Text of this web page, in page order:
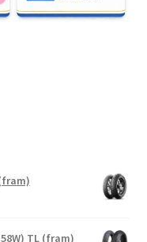
TL (fram)